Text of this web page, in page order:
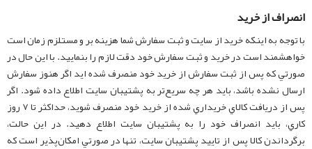
انصراف از خريد
با توجه به اينکه خريد از سايت و ثبت سفارش شما هزينه بر و مستلزم زمان است
خواهشمند است در خريد و ثبت سفارش خود دقت لازم را بنماييد. با اين حال در
صورتي که پس از ثبت سفارش از خريد خود منصرف شده ايد اگر هنوز سفارش
ارسال نشده باشد، بايد هر چه سريع‏‌تر به پشتيبان سايت اطلاع داده شود. اگر
پس از دريافت کالاي خريداري شده از خريد خود منصرف شويد، حداکثر تا 7 روز
کاري‏، بايد انصراف خود را به پشتيبان سايت اطلاع دهيد. در اين حالت،
برگرداندن کالا پس از تاييد پشتيبان سايت، تنها در صورتي امکان‌پذير است که